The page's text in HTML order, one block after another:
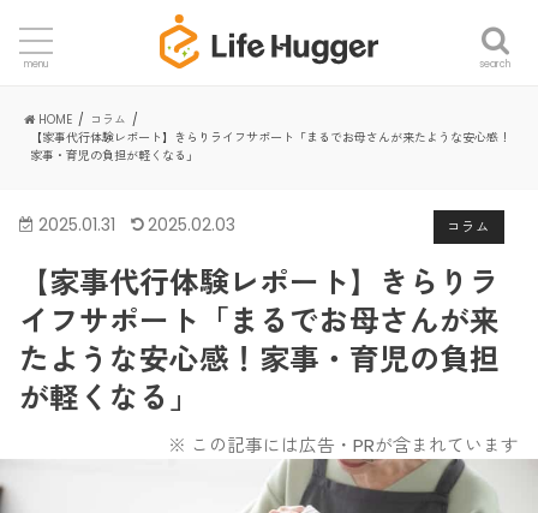
search
menu
HOME
コラム
【家事代行体験レポート】きらりライフサポート「まるでお母さんが来たような安心感！
家事・育児の負担が軽くなる」
コラム
2025.01.31 2025.02.03
【家事代行体験レポート】きらりラ
イフサポート「まるでお母さんが来
たような安心感！家事・育児の負担
が軽くなる」
※ この記事には広告・PRが含まれています